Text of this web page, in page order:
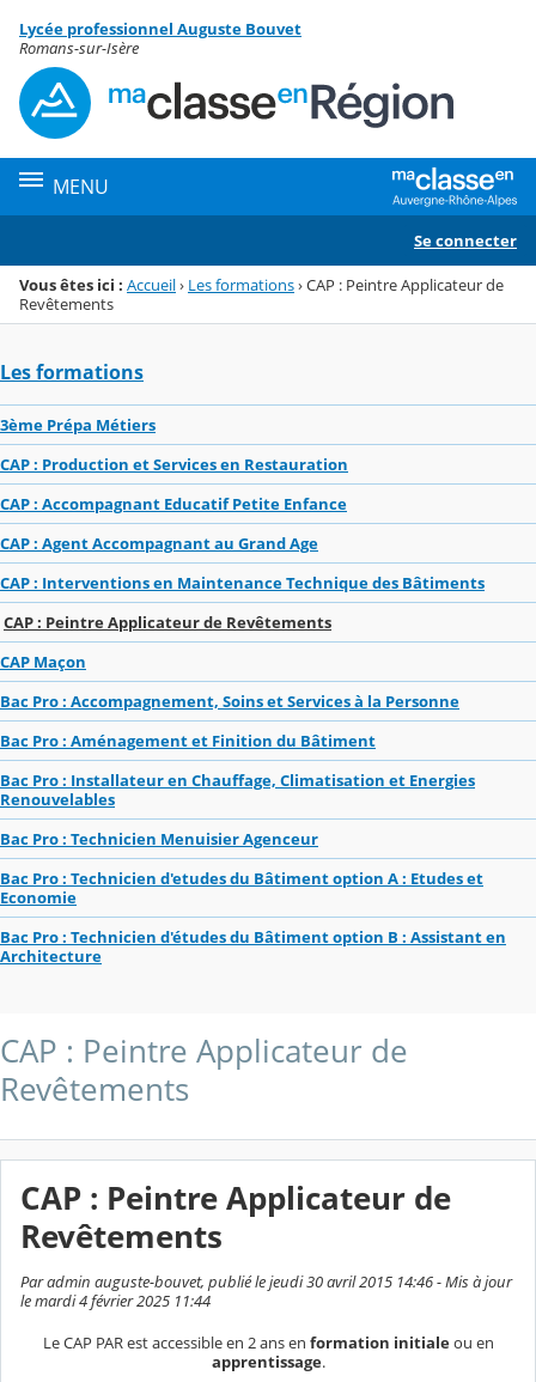
Menu de la rubrique
Contenu
Lycée professionnel Auguste Bouvet
Romans-sur-Isère
MENU
Se connecter
Vous êtes ici : Accueil› Les formations›CAP : Peintre Applicateur de
Revêtements
Les formations
3ème Prépa Métiers
CAP : Production et Services en Restauration
CAP : Accompagnant Educatif Petite Enfance
CAP : Agent Accompagnant au Grand Age
CAP : Interventions en Maintenance Technique des Bâtiments
CAP : Peintre Applicateur de Revêtements
CAP Maçon
Bac Pro : Accompagnement, Soins et Services à la Personne
Bac Pro : Aménagement et Finition du Bâtiment
Bac Pro : Installateur en Chauffage, Climatisation et Energies
Renouvelables
Bac Pro : Technicien Menuisier Agenceur
Bac Pro : Technicien d'etudes du Bâtiment option A : Etudes et
Economie
Bac Pro : Technicien d'études du Bâtiment option B : Assistant en
Architecture
CAP : Peintre Applicateur de
Revêtements
CAP : Peintre Applicateur de
Revêtements
Par admin auguste-bouvet, publié le jeudi 30 avril 2015 14:46 - Mis à jour
le mardi 4 février 2025 11:44
Le CAP PAR est accessible en 2 ans en formation initialeou en
apprentissage.